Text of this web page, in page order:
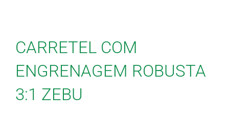
CARRETEL COM
ENGRENAGEM ROBUSTA
3:1 ZEBU